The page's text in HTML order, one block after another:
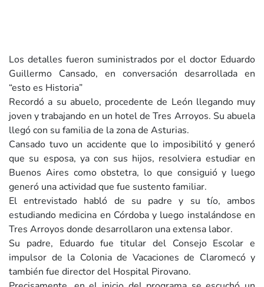
Los detalles fueron suministrados por el doctor Eduardo
Guillermo Cansado, en conversación desarrollada en
“esto es Historia”
Recordó a su abuelo, procedente de León llegando muy
joven y trabajando en un hotel de Tres Arroyos. Su abuela
llegó con su familia de la zona de Asturias.
Cansado tuvo un accidente que lo imposibilitó y generó
que su esposa, ya con sus hijos, resolviera estudiar en
Buenos Aires como obstetra, lo que consiguió y luego
generó una actividad que fue sustento familiar.
El entrevistado habló de su padre y su tío, ambos
estudiando medicina en Córdoba y luego instalándose en
Tres Arroyos donde desarrollaron una extensa labor.
Su padre, Eduardo fue titular del Consejo Escolar e
impulsor de la Colonia de Vacaciones de Claromecó y
también fue director del Hospital Pirovano.